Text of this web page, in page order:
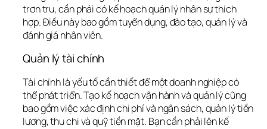
trơn tru, cần phải có kế hoạch quản lý nhân sự thích
hợp. Điều này bao gồm tuyển dụng, đào tạo, quản lý và
đánh giá nhân viên.
Quản lý tài chính
Tài chính là yếu tố cần thiết để một doanh nghiệp có
thể phát triển. Tạo kế hoạch vận hành và quản lý cũng
bao gồm việc xác định chi phí và ngân sách, quản lý tiền
lương, thu chi và quỹ tiền mặt. Bạn cần phải lên kế